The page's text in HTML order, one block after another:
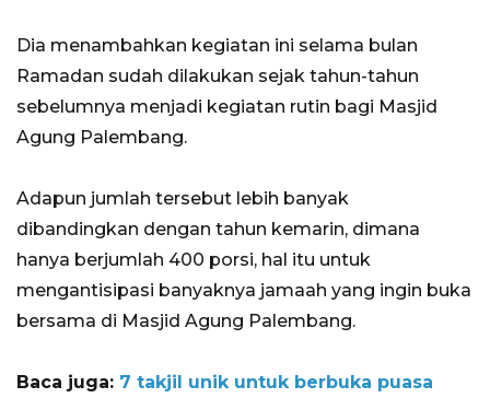
Dia menambahkan kegiatan ini selama bulan
Ramadan sudah dilakukan sejak tahun-tahun
sebelumnya menjadi kegiatan rutin bagi Masjid
Agung Palembang.
Adapun jumlah tersebut lebih banyak
dibandingkan dengan tahun kemarin, dimana
hanya berjumlah 400 porsi, hal itu untuk
mengantisipasi banyaknya jamaah yang ingin buka
bersama di Masjid Agung Palembang.
Baca juga: 7 takjil unik untuk berbuka puasa